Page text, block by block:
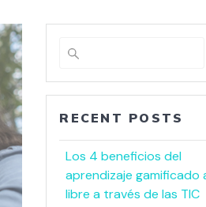
RECENT POSTS
Los 4 beneficios del
aprendizaje gamificado
libre a través de las TIC